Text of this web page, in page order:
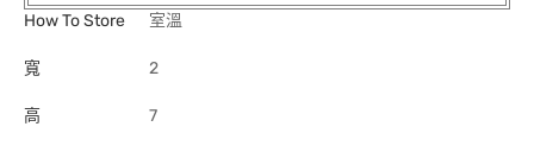
How To Store
室溫
寬 2
高 7